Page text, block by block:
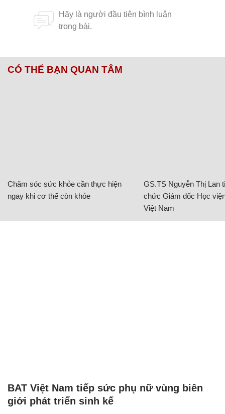
CÓ THỂ BẠN QUAN TÂM
Chăm sóc sức khỏe cần thực hiện
ngay khi cơ thể còn khỏe
GS.TS Nguyễn Thị Lan
chức Giám đốc Học
Việt Nam
BAT Việt Nam tiếp sức phụ nữ vùng biên
giới phát triển sinh kế